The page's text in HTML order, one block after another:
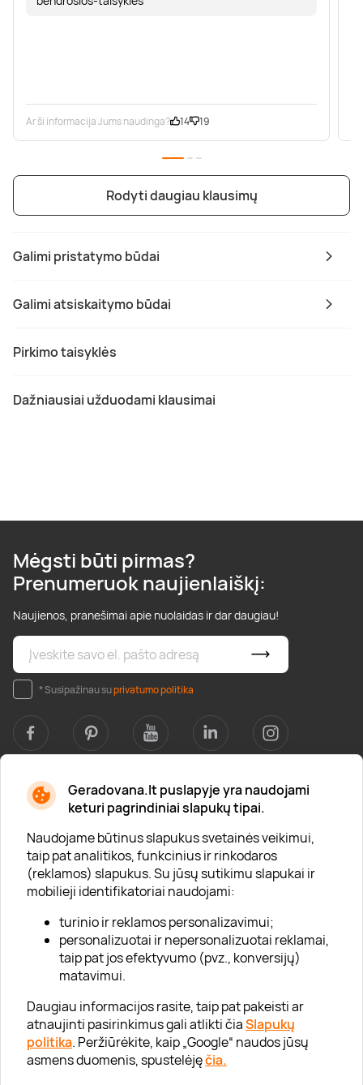
Geradovana.lt puslapyje yra naudojami
keturi pagrindiniai slapukų tipai.
Naudojame būtinus slapukus svetainės veikimui,
taip pat analitikos, funkcinius ir rinkodaros
(reklamos) slapukus. Su jūsų sutikimu slapukai ir
mobilieji identifikatoriai naudojami:
turinio ir reklamos personalizavimui;
personalizuotai ir nepersonalizuotai reklamai,
taip pat jos efektyvumo (pvz., konversijų)
matavimui.
Daugiau informacijos rasite, taip pat pakeisti ar
atnaujinti pasirinkimus gali atlikti čiaSlapukų
politika. Peržiūrėkite, kaip „Google“ naudos jūsų
asmens duomenis, spustelėjęčia.
Galimi pristatymo būdai
Galimi atsiskaitymo būdai
Pirkimo taisyklės
Dažniausiai užduodami klausimai
Ar ši informacija Jums naudinga? 14 19
Rodyti daugiau klausimų
Mėgsti būti pirmas?
Prenumeruok naujienlaiškį:
Naujienos, pranešimai apie nuolaidas ir dar daugiau!
* Susipažinau suprivatumo politika
Apie mus
Apie „Gera Dovana“
Lojalumo klubas
Karjera
Visi partneriai
Kontaktai
Tinklaraštis
Informacija